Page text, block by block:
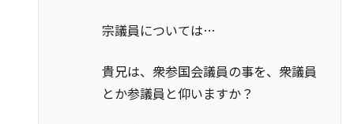
宗議員については…
貴兄は、衆参国会議員の事を、衆議員
とか参議員と仰いますか？